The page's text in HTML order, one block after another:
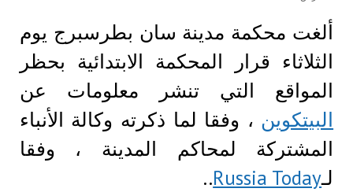
ألغت محكمة مدينة سان بطرسبرج يوم
الثلاثاء قرار المحكمة الابتدائية بحظر
المواقع التي تنشر معلومات عن
البيتكوين ، وفقا لما ذكرته وكالة الأنباء
المشتركة لمحاكم المدينة ، وفقا
لـRussia Today
..